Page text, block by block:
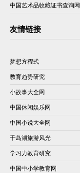
中国艺术品收藏证书查询网
友情链接
梦想方程式
教育趋势研究
小故事大全网
中国休闲娱乐网
中国小说大全网
千岛湖旅游风光
学习力教育研究
中国中小学教育网